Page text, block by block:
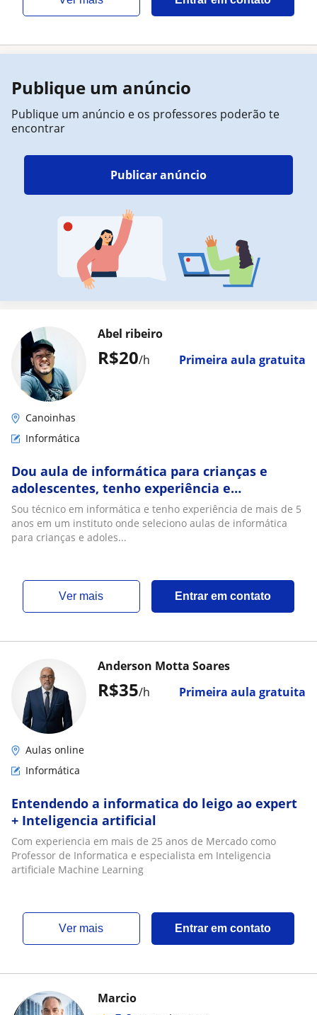
Publique um anúncio
Publique um anúncio e os professores poderão te
encontrar
Publicar anúncio
R$20/h Primeira aula gratuita
Abel ribeiro
Canoinhas
Informática
Dou aula de informática para crianças e
adolescentes, tenho experiência e
recomendações
Sou técnico em informática e tenho experiência de mais de 5
anos em um instituto onde seleciono aulas de informática
para crianças e adoles...
ver mais Entrar em contato
R$35/h Primeira aula gratuita
Anderson Motta Soares
Aulas online
Informática
Entendendo a informatica do leigo ao expert
+ Inteligencia artificial
Com experiencia em mais de 25 anos de Mercado como
Professor de Informatica e especialista em Inteligencia
artificiale Machine Learning
ver mais Entrar em contato
Marcio